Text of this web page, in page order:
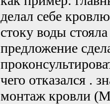
делал себе
стоку воды
предложение
чего отказался .
монтаж кровли